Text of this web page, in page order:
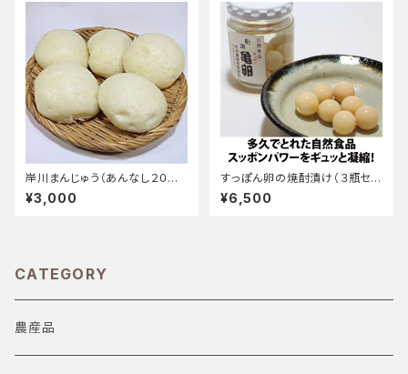
岸川まんじゅう（あんなし２０個）
【森上商店】
¥3,000
すっぽん卵の焼酎漬け（３瓶セッ
ト）
¥6,500
CATEGORY
農産品